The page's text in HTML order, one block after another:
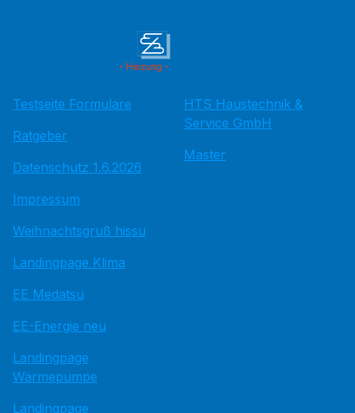
Testseite Formulare
Ratgeber
Datenschutz 1.6.2026
Impressum
Weihnachtsgruß hissu
Landingpage Klima
EE Medatsu
EE-Energie neu
Landingpage
Wärmepumpe
Landingpage
HTS Haustechnik &
Service GmbH
Master